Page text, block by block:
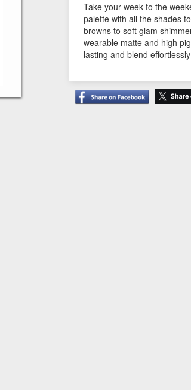
Take your week to the
palette with all the shades
browns to soft glam
wearable matte and high
lasting and blend effortlessly